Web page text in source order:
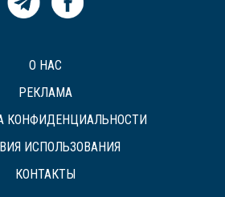
О НАС
РЕКЛАМА
КОНФИДЕНЦИАЛЬНОСТИ
ИСПОЛЬЗОВАНИЯ
КОНТАКТЫ